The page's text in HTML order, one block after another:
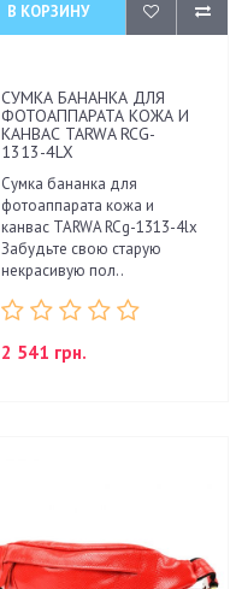
В КОРЗИНУ
СУМКА БАНАНКА ДЛЯ
ФОТОАППАРАТА КОЖА И
КАНВАС TARWA RCG-
1313-4LX
Сумка бананка для
фотоаппарата кожа и
канвас TARWA RCg-1313-4lx
Забудьте свою старую
некрасивую пол..
2 541 грн.